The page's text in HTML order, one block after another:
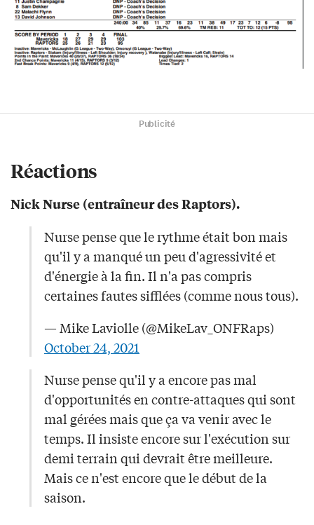
Publicité
Réactions
Nick Nurse (entraîneur des Raptors).
Nurse pense que le rythme était bon mais
qu'il y a manqué un peu d'agressivité et
d'énergie à la fin. Il n'a pas compris
certaines fautes sifflées (comme nous tous).
— Mike Laviolle (@MikeLav_ONFRaps)
October 24, 2021
Nurse pense qu'il y a encore pas mal
d'opportunités en contre-attaques qui sont
mal gérées mais que ça va venir avec le
temps. Il insiste encore sur l'exécution sur
demi terrain qui devrait être meilleure.
Mais ce n'est encore que le début de la
saison.